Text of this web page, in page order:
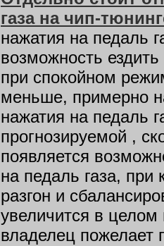
газа на чип-
нажатия на педаль
возможность
при спокойном
меньше, примерно
нажатия на педаль
прогнозируемой ,
появляется
на педаль газа,
разгон и
увеличится в
владелец пожелает